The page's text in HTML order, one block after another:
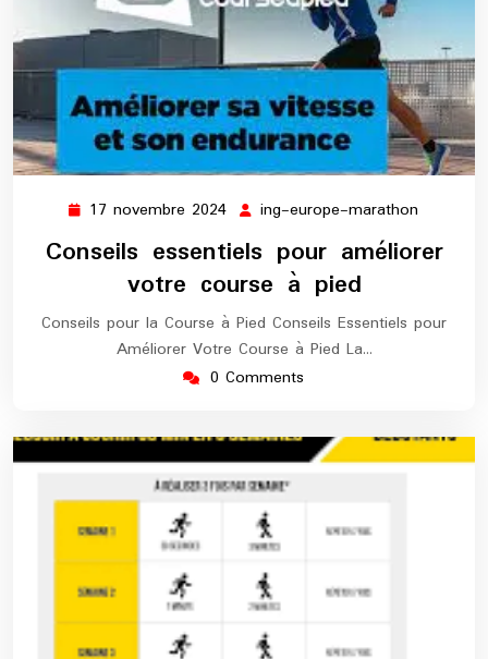
17 novembre 2024 17
novembre
2024
ing-europe-marathon
marathon
Conseils essentiels pour améliorer
votre course à pied
Conseils pour la Course à Pied Conseils Essentiels pour
Améliorer Votre Course à Pied La…
0 Comments